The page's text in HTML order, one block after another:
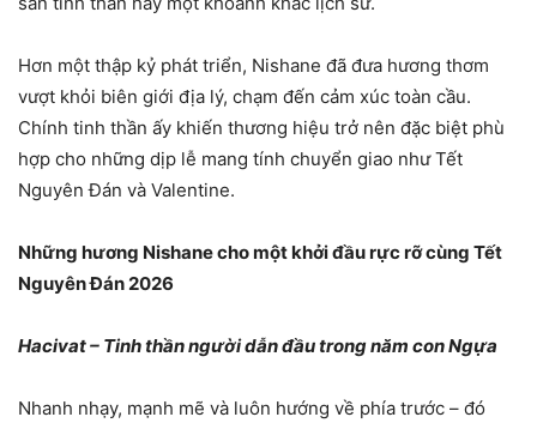
Hơn một thập kỷ phát triển, Nishane đã đưa hương thơm
vượt khỏi biên giới địa lý, chạm đến cảm xúc toàn cầu.
Chính tinh thần ấy khiến thương hiệu trở nên đặc biệt phù
hợp cho những dịp lễ mang tính chuyển giao như Tết
Nguyên Đán và Valentine.
Những hương Nishane cho một khởi đầu rực rỡ cùng Tết
Nguyên Đán 2026
Hacivat – Tinh thần người dẫn đầu trong năm con Ngựa
Nhanh nhạy, mạnh mẽ và luôn hướng về phía trước – đó